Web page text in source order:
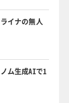
イナの無人
ム生成AIで1